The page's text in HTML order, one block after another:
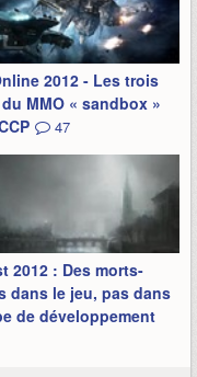
2012 - Les trois
MMO « sandbox »
47
2012 : Des morts-
dans le jeu, pas dans
de développement